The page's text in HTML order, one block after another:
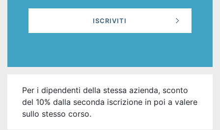
ISCRIVITI
Per i dipendenti della stessa azienda, sconto
del 10% dalla seconda iscrizione in poi a valere
sullo stesso corso.